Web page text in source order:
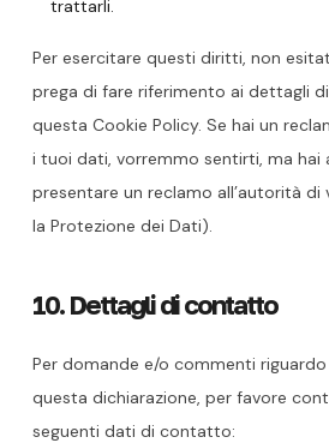
trattarli.
Per esercitare questi diritti, non
prega di fare riferimento ai dettagli
questa Cookie Policy. Se hai un
i tuoi dati, vorremmo sentirti, ma hai
presentare un reclamo all’autorità di
la Protezione dei Dati).
10. Dettagli di contatto
Per domande e/o commenti
questa dichiarazione, per favore
seguenti dati di contatto: